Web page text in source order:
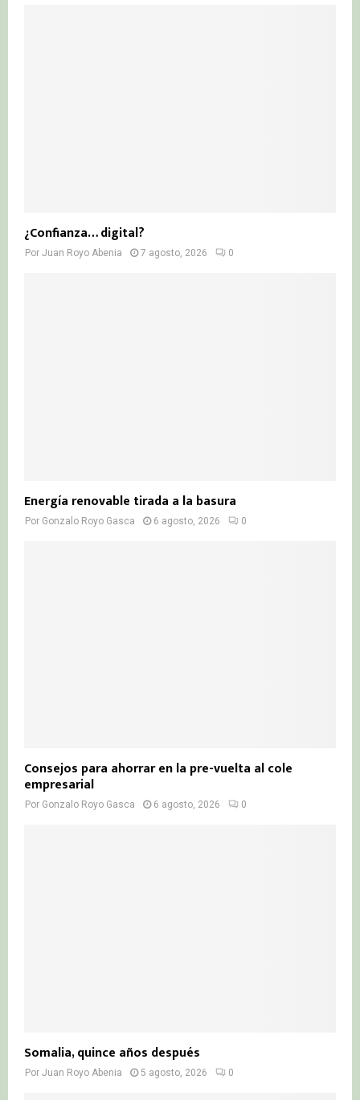
¿Confianza… digital?
Por Juan Royo Abenia 7 agosto, 2026 0
Energía renovable tirada a la basura
Por Gonzalo Royo Gasca 6 agosto, 2026 0
Consejos para ahorrar en la pre-vuelta al cole
empresarial
Por Gonzalo Royo Gasca 6 agosto, 2026 0
Somalia, quince años después
Por Juan Royo Abenia 5 agosto, 2026 0